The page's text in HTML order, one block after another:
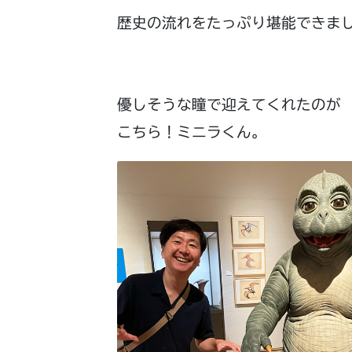
歴史の流れをたっぷり堪能できま
優しそうな瞳で迎えてくれたのが
こちら！ミニラくん。